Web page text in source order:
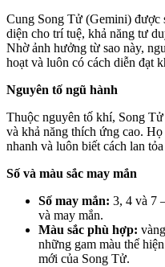
Cung Song Tử (Gemini) được
diện cho trí tuệ, khả năng tư
Nhờ ảnh hưởng từ sao này,
hoạt và luôn có cách diễn đạt
Nguyên tố ngũ hành
Thuộc nguyên tố khí, Song
và khả năng thích ứng cao.
nhanh và luôn biết cách lan
Số và màu sắc may mắn
Số may mắn: 3, 4 và 7
và may mắn.
Màu sắc phù hợp:
những gam màu thể
mới của Song Tử.